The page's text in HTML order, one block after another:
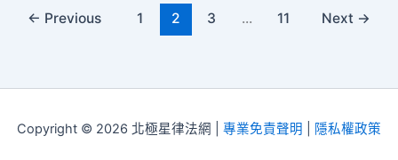
← Previous 1 2 3 ... 11 Next →
Copyright © 2026 北極星律法網 | 專業免責聲明 隱私權政策